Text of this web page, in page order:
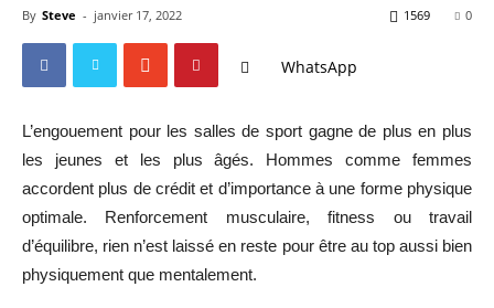
By Steve - janvier 17, 2022 0
1569
WhatsApp
L’engouement pour les salles de sport gagne de plus en plus
les jeunes et les plus âgés. Hommes comme femmes
accordent plus de crédit et d’importance à une forme physique
optimale. Renforcement musculaire, fitness ou travail
d’équilibre, rien n’est laissé en reste pour être au top aussi bien
physiquement que mentalement.